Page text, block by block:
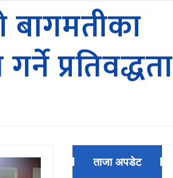
बागमतीका
प्रतिवद्धता
ताजा अपडेट